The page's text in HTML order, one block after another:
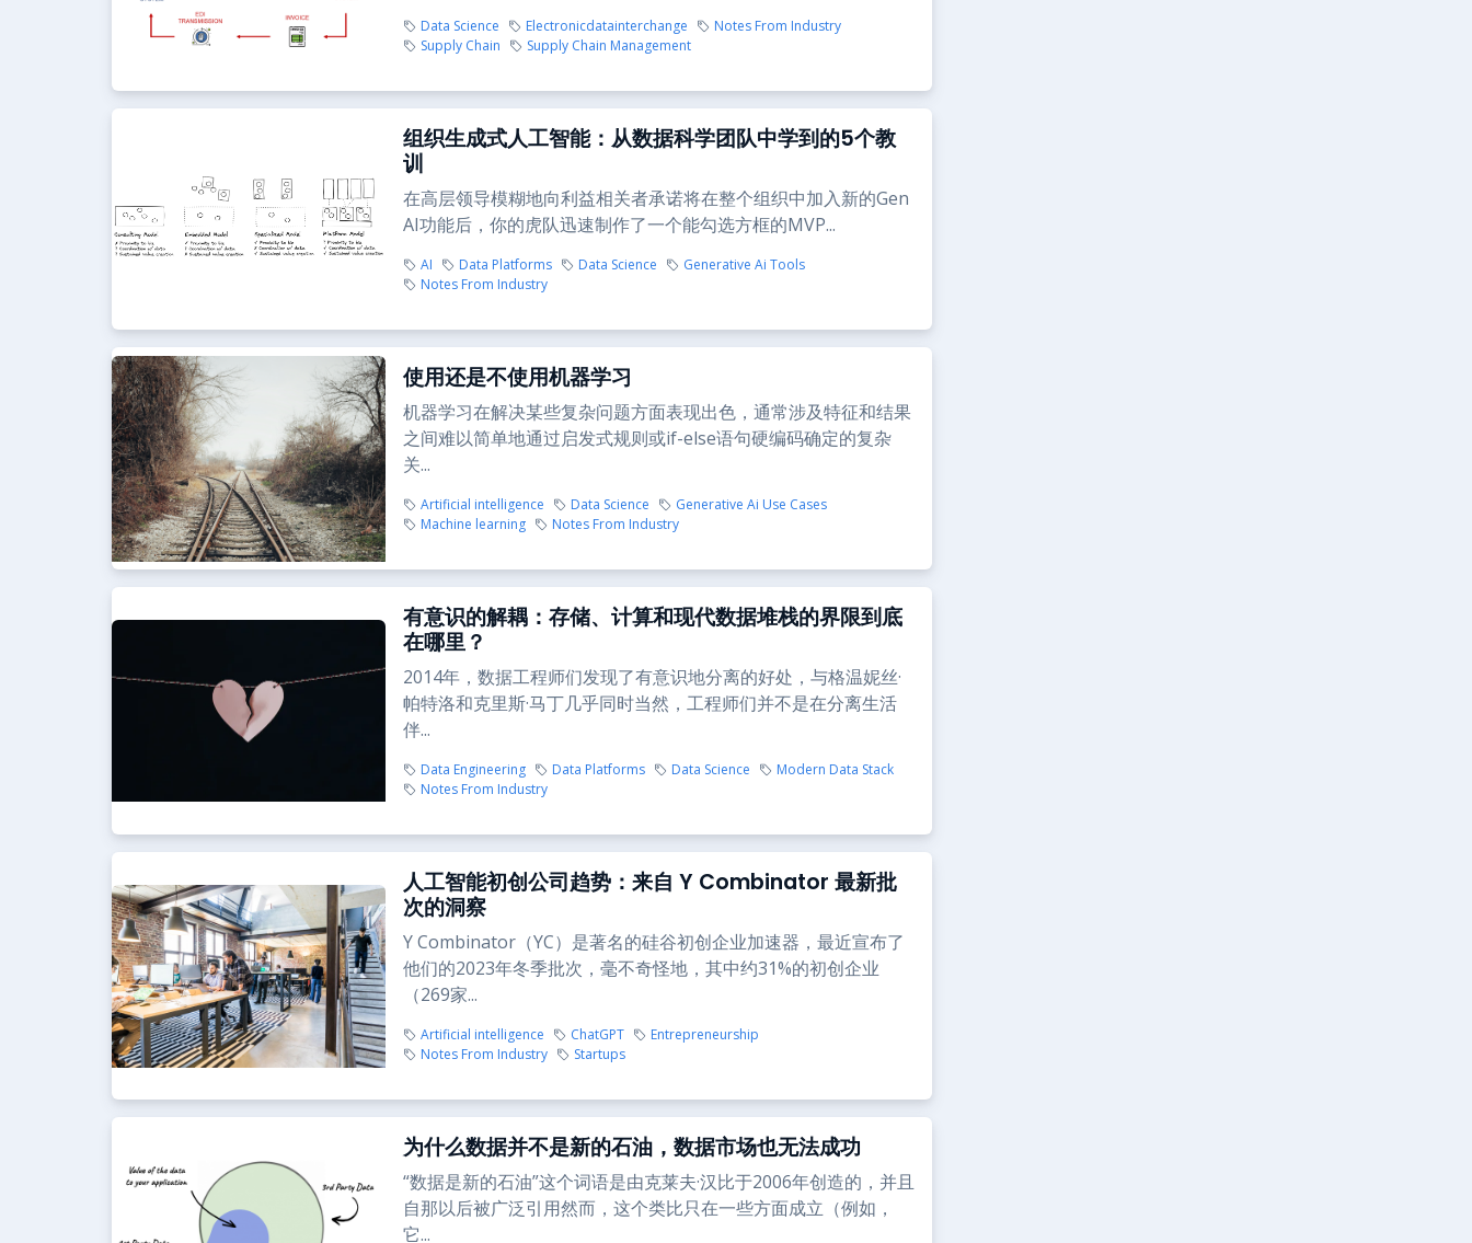
Data Science Electronicdatainterchange
Notes From Industry
Supply Chain
Supply Chain Management
组织生成式人工智能：从数据科学团队中学到的5个教
训
在高层领导模糊地向利益相关者承诺将在整个组织中加入新的Gen
AI功能后，你的虎队迅速制作了一个能勾选方框的MVP...
AI Data Platforms Data Science
Generative Ai Tools
Notes From Industry
使用还是不使用机器学习
机器学习在解决某些复杂问题方面表现出色，通常涉及特征和结果
之间难以简单地通过启发式规则或if-else语句硬编码确定的复杂
关...
Artificial intelligence Data Science
Generative Ai Use Cases
Machine learning
Notes From Industry
有意识的解耦：存储、计算和现代数据堆栈的界限到底
在哪里？
2014年，数据工程师们发现了有意识地分离的好处，与格温妮丝·
帕特洛和克里斯·马丁几乎同时当然，工程师们并不是在分离生活
伴...
Data Engineering Data Platforms Data Science
Modern Data Stack
Notes From Industry
人工智能初创公司趋势：来自 Y Combinator 最新批
次的洞察
Y Combinator（YC）是著名的硅谷初创企业加速器，最近宣布了
他们的2023年冬季批次，毫不奇怪地，其中约31%的初创企业
（269家...
Artificial intelligence ChatGPT
Entrepreneurship
Notes From Industry
Startups
为什么数据并不是新的石油，数据市场也无法成功
“数据是新的石油”这个词语是由克莱夫·汉比于2006年创造的，并且
自那以后被广泛引用然而，这个类比只在一些方面成立（例如，
它...